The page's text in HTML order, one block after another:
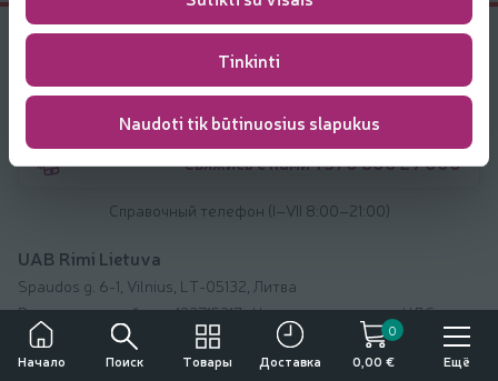
Tinkinti
Naudoti tik būtinuosius slapukus
Поддержка клиентов
Отправить нам сообщение
Свяжись с нами +370 800 29 000
Справочный телефон (I–VII 8:00–21:00)
UAB Rimi Lietuva
Spaudos g. 6-1, Vilnius, LT-05132, Литва
Регистрационый код: 123715317 Номер плательщика НДС:
LT237153113
Начало Поиск Товары Доставка
0
0,00 €
Ещё